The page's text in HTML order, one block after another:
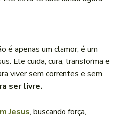
é apenas um clamor; é um
Ele cuida, cura, transforma e
viver sem correntes e sem
ser livre.
Jesus, buscando força,